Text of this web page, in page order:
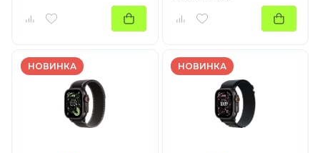
НОВИНКА НОВИНКА